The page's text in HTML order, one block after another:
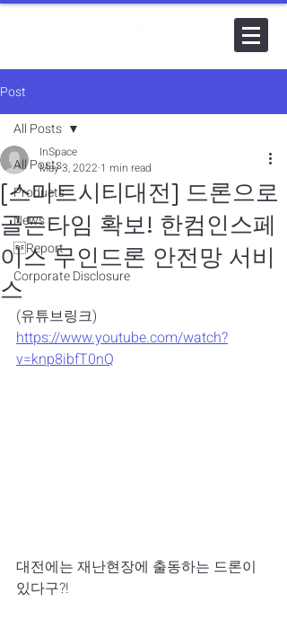
Post
All Posts
Products
News
Report
Corporate Disclosure
All Posts
[스마트시티대전] 드론으로
골든타임 확보! 한컴인스페
이스 무인드론 안전망 서비
스
InSpace
May 3, 2022 1 min read
(유튜브링크)
https://www.youtube.com/watch?
v=knp8ibfT0nQ
대전에는 재난현장에 출동하는 드론이
있다구?!